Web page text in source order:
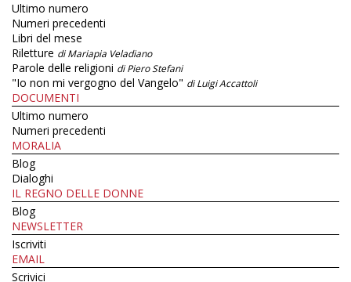
Ultimo numero
Numeri precedenti
Libri del mese
Riletture di Mariapia Veladiano
Parole delle religioni di Piero Stefani
"Io non mi vergogno del Vangelo" di Luigi Accattoli
DOCUMENTI
Ultimo numero
Numeri precedenti
MORALIA
Blog
Dialoghi
IL REGNO DELLE DONNE
Blog
NEWSLETTER
Iscriviti
EMAIL
Scrivici